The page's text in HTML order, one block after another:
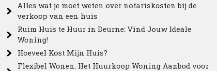
Alles wat je moet weten over notariskosten bij de
verkoop van een huis
Ruim Huis te Huur in Deurne: Vind Jouw Ideale
Woning!
Hoeveel Kost Mijn Huis?
Flexibel Wonen: Het Huurkoop Woning Aanbod voor